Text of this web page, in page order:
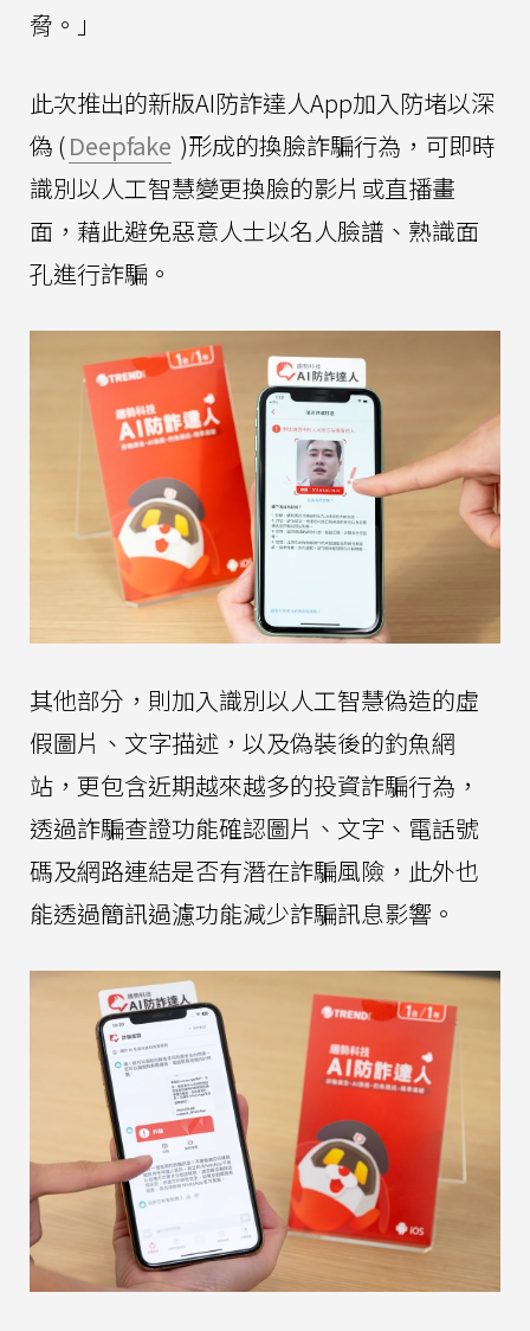
脅。」
此次推出的新版AI防詐達人App加入防堵以深
偽 (Deepfake )形成的換臉詐騙行為，可即時
識別以人工智慧變更換臉的影片或直播畫
面，藉此避免惡意人士以名人臉譜、熟識面
孔進行詐騙。
其他部分，則加入識別以人工智慧偽造的虛
假圖片、文字描述，以及偽裝後的釣魚網
站，更包含近期越來越多的投資詐騙行為，
透過詐騙查證功能確認圖片、文字、電話號
碼及網路連結是否有潛在詐騙風險，此外也
能透過簡訊過濾功能減少詐騙訊息影響。